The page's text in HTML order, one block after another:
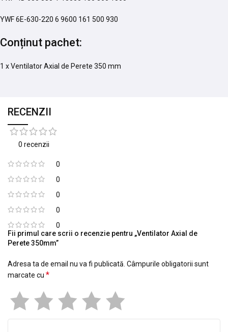
YWF 6E-630-220 6 9600 161 500 930
Conținut pachet:
1 x Ventilator Axial de Perete 350 mm
RECENZII
0 recenzii
0
0
0
0
0
Fii primul care scrii o recenzie pentru „Ventilator Axial de
Perete 350mm”
Adresa ta de email nu va fi publicată. Câmpurile obligatorii sunt
marcate cu *